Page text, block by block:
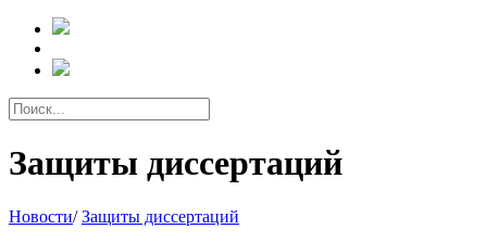
Защиты диссертаций
Новости/ Защиты диссертаций